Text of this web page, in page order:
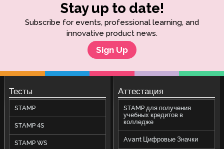
Stay up to date!
Subscribe for events, professional learning, and
innovative product news.
Sign Up
Тесты
STAMP
STAMP 4S
STAMP WS
Аттестация
STAMP для получения
учебных кредитов в
колледже
Avant Цифровые Значки